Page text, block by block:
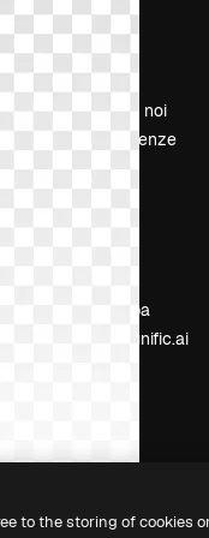
Chi siamo
Lavora con noi
Cerca tendenze
Blog
Sala stampa
Cerchi magnific.ai
to the storing of cookies